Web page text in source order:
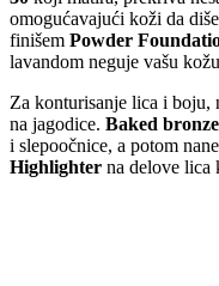
omogućavajući koži da
finišem Powder
lavandom neguje vašu
Za konturisanje lica i boju,
na jagodice. Baked
i slepoočnice, a potom
Highlighter na delove lica